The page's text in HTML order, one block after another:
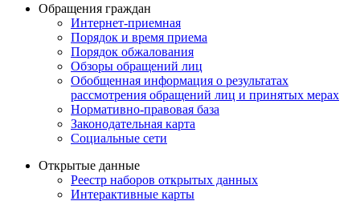
Обращения граждан
Интернет-приемная
Порядок и время приема
Порядок обжалования
Обзоры обращений лиц
Обобщенная информация о результатах
рассмотрения обращений лиц и принятых мерах
Нормативно-правовая база
Законодательная карта
Социальные сети
Открытые данные
Реестр наборов открытых данных
Интерактивные карты